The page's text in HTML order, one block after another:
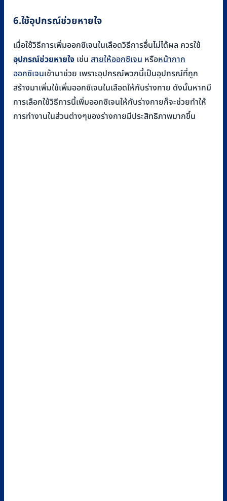
6.ใช้อุปกรณ์ช่วยหายใจ
เมื่อใช้วิธีการเพิ่มออกซิเจนในเลือดวิธีการอื่นไม่ได้ผล ควรใช้
อุปกรณ์ช่วยหายใจ เช่น สายให้ออกซิเจน หรือหน้ากาก
ออกซิเจนเข้ามาช่วย เพราะอุปกรณ์พวกนี้เป็นอุปกรณ์ที่ถูก
สร้างมาเพิ่มใช้เพิ่มออกซิเจนในเลือดให้กับร่างกาย ดังนั้นหากมี
การเลือกใช้วิธีการนี้เพิ่มออกซิเจนให้กับร่างกายก็จะช่วยทำให้
การทำงานในส่วนต่างๆของร่างกายมีประสิทธิภาพมากขึ้น